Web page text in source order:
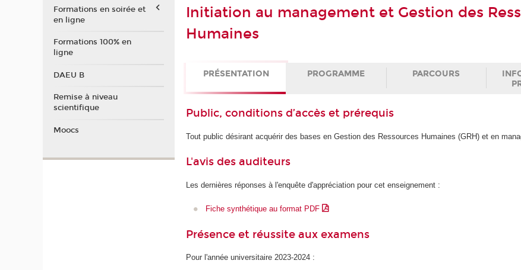
Initiation au management et Gestion des
Humaines
PRÉSENTATION PROGRAMME PARCOURS
Public, conditions d’accès et prérequis
Tout public désirant acquérir des bases en Gestion des Ressources Humaines (GRH) et en
L'avis des auditeurs
Les dernières réponses à l'enquête d'appréciation pour cet enseignement :
Fiche synthétique au format PDF
Présence et réussite aux examens
Pour l'année universitaire 2023-2024 :
Formations en soirée et
en ligne
Formations 100% en
ligne
DAEU B
Remise à niveau
scientifique
Moocs